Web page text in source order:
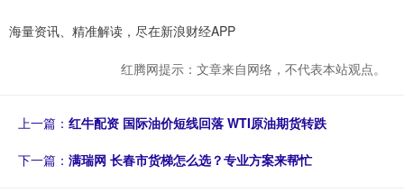
海量资讯、精准解读，尽在新浪财经APP
红腾网提示：文章来自网络，不代表本站观点。
上一篇： 红牛配资 国际油价短线回落 WTI原油期货转跌
下一篇： 满瑞网 长春市货梯怎么选？专业方案来帮忙